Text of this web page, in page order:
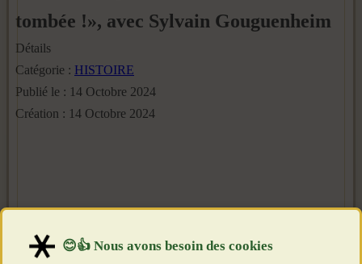
tombée !», avec Sylvain Gouguenheim
Détails
Catégorie : HISTOIRE
Publié le : 14 Octobre 2024
Création : 14 Octobre 2024